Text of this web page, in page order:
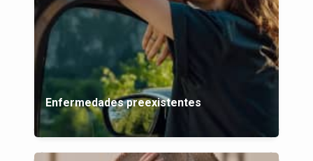
Enfermedades preexistentes